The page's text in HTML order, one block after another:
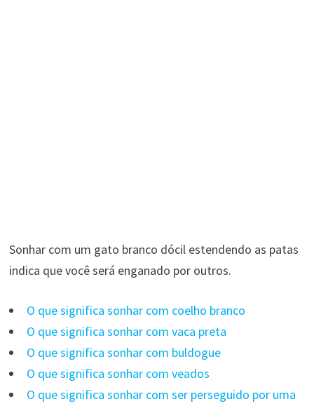
Sonhar com um gato branco dócil estendendo as patas
indica que você será enganado por outros.
O que significa sonhar com coelho branco
O que significa sonhar com vaca preta
O que significa sonhar com buldogue
O que significa sonhar com veados
O que significa sonhar com ser perseguido por uma